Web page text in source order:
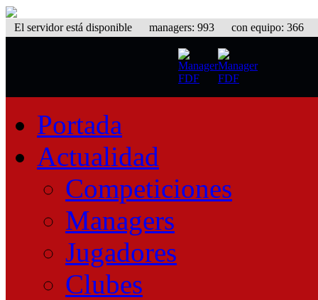
El servidor está disponible managers: 993 con equipo: 366
Portada
Actualidad
Competiciones
Managers
Jugadores
Clubes